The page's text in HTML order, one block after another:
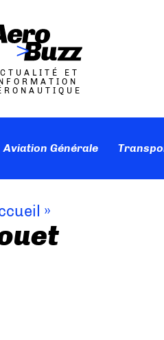
ET
Aviation Générale
»